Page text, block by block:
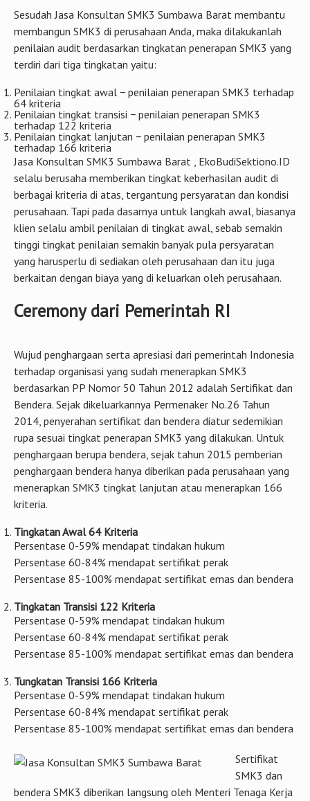
Sesudah Jasa Konsultan SMK3 Sumbawa Barat membantu
membangun SMK3 di perusahaan Anda, maka dilakukanlah
penilaian audit berdasarkan tingkatan penerapan SMK3 yang
terdiri dari tiga tingkatan yaitu:
Penilaian tingkat awal − penilaian penerapan SMK3 terhadap
64 kriteria
Penilaian tingkat transisi − penilaian penerapan SMK3
terhadap 122 kriteria
Penilaian tingkat lanjutan − penilaian penerapan SMK3
terhadap 166 kriteria
Jasa Konsultan SMK3 Sumbawa Barat , EkoBudiSektiono.ID
selalu berusaha memberikan tingkat keberhasilan audit di
berbagai kriteria di atas, tergantung persyaratan dan kondisi
perusahaan. Tapi pada dasarnya untuk langkah awal, biasanya
klien selalu ambil penilaian di tingkat awal, sebab semakin
tinggi tingkat penilaian semakin banyak pula persyaratan
yang harusperlu di sediakan oleh perusahaan dan itu juga
berkaitan dengan biaya yang di keluarkan oleh perusahaan.
Ceremony dari Pemerintah RI
Wujud penghargaan serta apresiasi dari pemerintah Indonesia
terhadap organisasi yang sudah menerapkan SMK3
berdasarkan PP Nomor 50 Tahun 2012 adalah Sertifikat dan
Bendera. Sejak dikeluarkannya Permenaker No.26 Tahun
2014, penyerahan sertifikat dan bendera diatur sedemikian
rupa sesuai tingkat penerapan SMK3 yang dilakukan. Untuk
penghargaan berupa bendera, sejak tahun 2015 pemberian
penghargaan bendera hanya diberikan pada perusahaan yang
menerapkan SMK3 tingkat lanjutan atau menerapkan 166
kriteria.
Tingkatan Awal 64 Kriteria
Persentase 0-59% mendapat tindakan hukum
Persentase 60-84% mendapat sertifikat perak
Persentase 85-100% mendapat sertifikat emas dan bendera
Tingkatan Transisi 122 Kriteria
Persentase 0-59% mendapat tindakan hukum
Persentase 60-84% mendapat sertifikat perak
Persentase 85-100% mendapat sertifikat emas dan bendera
Tungkatan Transisi 166 Kriteria
Persentase 0-59% mendapat tindakan hukum
Persentase 60-84% mendapat sertifikat perak
Persentase 85-100% mendapat sertifikat emas dan bendera
Sertifikat
SMK3 dan
bendera SMK3 diberikan langsung oleh Menteri Tenaga Kerja